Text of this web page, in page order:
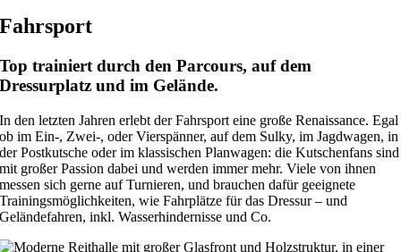
Fahrsport
Top trainiert durch den Parcours, auf dem
Dressurplatz und im Gelände.
In den letzten Jahren erlebt der Fahrsport eine große Renaissance. Egal
ob im Ein-, Zwei-, oder Vierspänner, auf dem Sulky, im Jagdwagen, in
der Postkutsche oder im klassischen Planwagen: die Kutschenfans sind
mit großer Passion dabei und werden immer mehr. Viele von ihnen
messen sich gerne auf Turnieren, und brauchen dafür geeignete
Trainingsmöglichkeiten, wie Fahrplätze für das Dressur – und
Geländefahren, inkl. Wasserhindernisse und Co.